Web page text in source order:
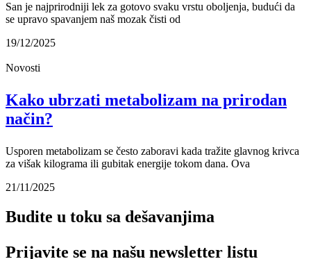
San je najprirodniji lek za gotovo svaku vrstu oboljenja, budući da
se upravo spavanjem naš mozak čisti od
19/12/2025
Novosti
Kako ubrzati metabolizam na prirodan
način?
Usporen metabolizam se često zaboravi kada tražite glavnog krivca
za višak kilograma ili gubitak energije tokom dana. Ova
21/11/2025
Budite u toku sa dešavanjima
Prijavite se na našu newsletter listu